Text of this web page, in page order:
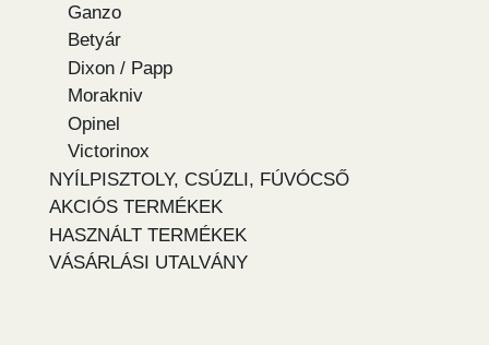
Ganzo
Betyár
Dixon / Papp
Morakniv
Opinel
Victorinox
NYÍLPISZTOLY, CSÚZLI, FÚVÓCSŐ
AKCIÓS TERMÉKEK
HASZNÁLT TERMÉKEK
VÁSÁRLÁSI UTALVÁNY